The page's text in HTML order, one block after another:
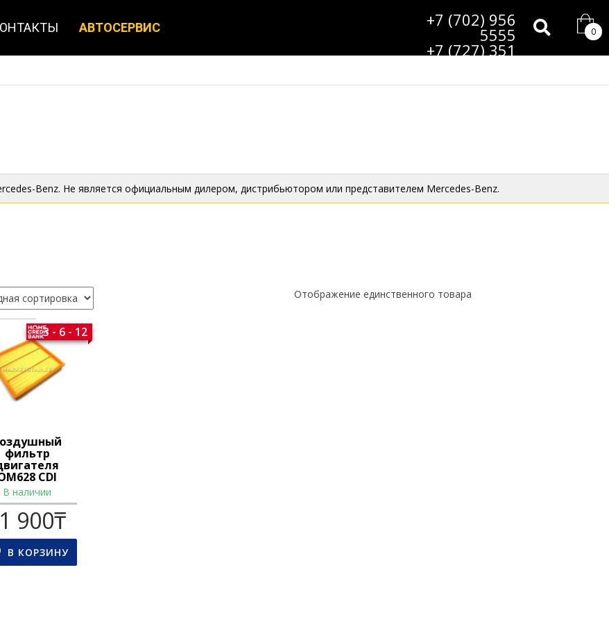
АВТОСЕРВИС +7 (702) 956
5555
+7 (727) 351
Benz. Не является официальным дилером, дистрибьютором или представителем Mercedes-Benz.
Отображение единственного товара
фильтр
CDI
3 - 6 - 12
В наличии
900₸
В КОРЗИНУ
0